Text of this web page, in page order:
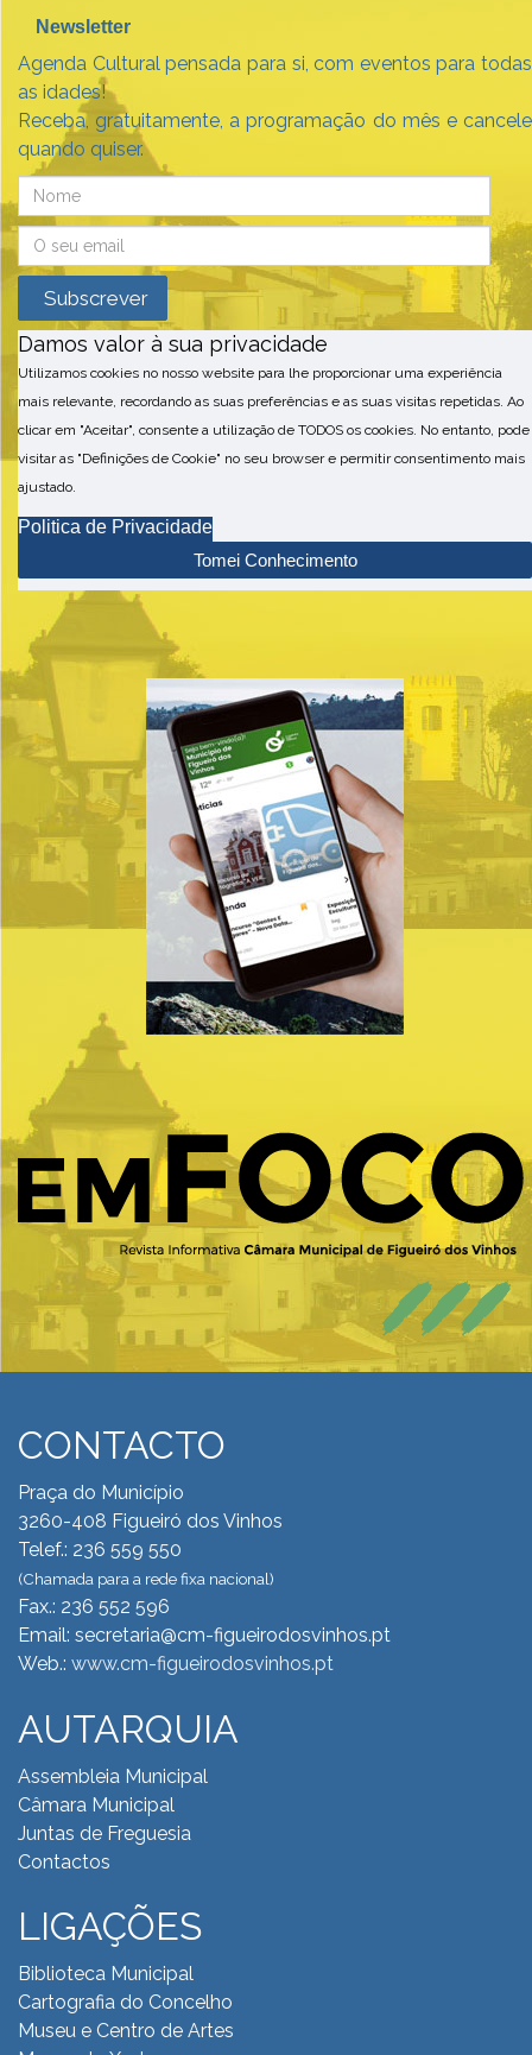
Newsletter
Agenda Cultural pensada para si, com eventos para todas
as idades!
Receba, gratuitamente, a programação do mês e cancele
quando quiser.
Damos valor à sua privacidade
Utilizamos cookies no nosso website para lhe proporcionar uma experiência
mais relevante, recordando as suas preferências e as suas visitas repetidas. Ao
clicar em "Aceitar", consente a utilização de TODOS os cookies. No entanto, pode
visitar as "Definições de Cookie" no seu browser e permitir consentimento mais
ajustado.
Politica de Privacidade
Tomei Conhecimento
CONTACTO
Praça do Município
3260-408 Figueiró dos Vinhos
Telef.: 236 559 550
(Chamada para a rede fixa nacional)
Fax.: 236 552 596
Email: secretaria@cm-figueirodosvinhos.pt
Web.: www.cm-figueirodosvinhos.pt
AUTARQUIA
Assembleia Municipal
Câmara Municipal
Juntas de Freguesia
Contactos
LIGAÇÕES
Biblioteca Municipal
Cartografia do Concelho
Museu e Centro de Artes